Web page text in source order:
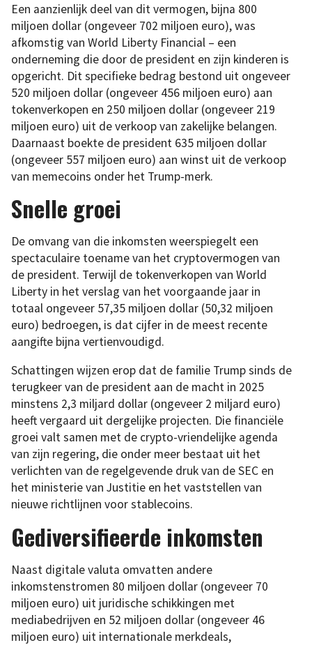
Een aanzienlijk deel van dit vermogen, bijna 800
miljoen dollar (ongeveer 702 miljoen euro), was
afkomstig van World Liberty Financial – een
onderneming die door de president en zijn kinderen is
opgericht. Dit specifieke bedrag bestond uit ongeveer
520 miljoen dollar (ongeveer 456 miljoen euro) aan
tokenverkopen en 250 miljoen dollar (ongeveer 219
miljoen euro) uit de verkoop van zakelijke belangen.
Daarnaast boekte de president 635 miljoen dollar
(ongeveer 557 miljoen euro) aan winst uit de verkoop
van memecoins onder het Trump-merk.
Snelle groei
De omvang van die inkomsten weerspiegelt een
spectaculaire toename van het cryptovermogen van
de president. Terwijl de tokenverkopen van World
Liberty in het verslag van het voorgaande jaar in
totaal ongeveer 57,35 miljoen dollar (50,32 miljoen
euro) bedroegen, is dat cijfer in de meest recente
aangifte bijna vertienvoudigd.
Schattingen wijzen erop dat de familie Trump sinds de
terugkeer van de president aan de macht in 2025
minstens 2,3 miljard dollar (ongeveer 2 miljard euro)
heeft vergaard uit dergelijke projecten. Die financiële
groei valt samen met de crypto-vriendelijke agenda
van zijn regering, die onder meer bestaat uit het
verlichten van de regelgevende druk van de SEC en
het ministerie van Justitie en het vaststellen van
nieuwe richtlijnen voor stablecoins.
Gediversifieerde inkomsten
Naast digitale valuta omvatten andere
inkomstenstromen 80 miljoen dollar (ongeveer 70
miljoen euro) uit juridische schikkingen met
mediabedrijven en 52 miljoen dollar (ongeveer 46
miljoen euro) uit internationale merkdeals,